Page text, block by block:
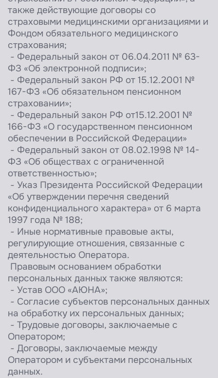
также действующие договоры со
страховыми медицинскими организациями и
Фондом обязательного медицинского
страхования;
- Федеральный закон от 06.04.2011 № 63-
ФЗ «Об электронной подписи»;
- Федеральный закон РФ от 15.12.2001 №
167-ФЗ «Об обязательном пенсионном
страховании»;
- Федеральный закон РФ от15.12.2001 №
166-ФЗ «О государственном пенсионном
обеспечении в Российской Федерации»
- Федеральный закон от 08.02.1998 № 14-
ФЗ «Об обществах с ограниченной
ответственностью»;
- Указ Президента Российской Федерации
«Об утверждении перечня сведений
конфиденциального характера» от 6 марта
1997 года № 188;
- Иные нормативные правовые акты,
регулирующие отношения, связанные с
деятельностью Оператора.
Правовым основанием обработки
персональных данных также являются:
- Устав ООО «АЮНА»;
- Согласие субъектов персональных данных
на обработку их персональных данных;
- Трудовые договоры, заключаемые с
Оператором;
- Договоры, заключаемые между
Оператором и субъектами персональных
данных.